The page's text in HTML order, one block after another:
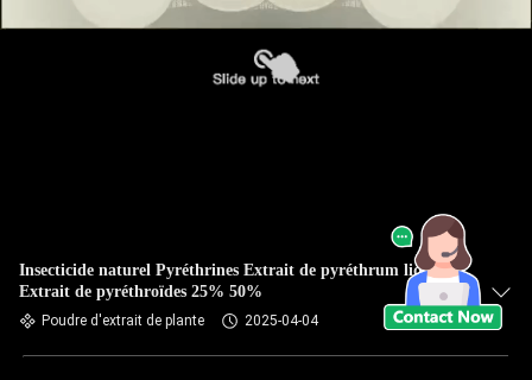
Insecticide naturel Pyréthrines Extrait de pyréthrum liquide
Extrait de pyréthroïdes 25% 50%
Poudre d'extrait de plante 2025-04-04